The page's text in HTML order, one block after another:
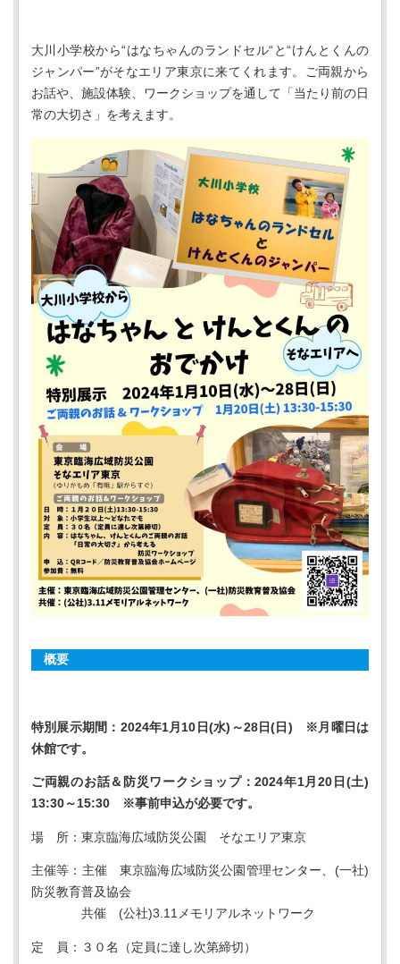
大川小学校から“はなちゃんのランドセル“と“けんとくんの
ジャンパー”がそなエリア東京に来てくれます。ご両親から
お話や、施設体験、ワークショップを通して「当たり前の日
常の大切さ」を考えます。
概要
特別展示期間：2024年1月10日(水)～28日(日) ※月曜日は
休館です。
ご両親のお話＆防災ワークショップ：2024年1月20日(土)
13:30～15:30 ※事前申込が必要です。
場 所：東京臨海広域防災公園 そなエリア東京
主催等：主催 東京臨海広域防災公園管理センター、(一社)
防災教育普及協会
共催 (公社)3.11メモリアルネットワーク
定 員：３０名（定員に達し次第締切）